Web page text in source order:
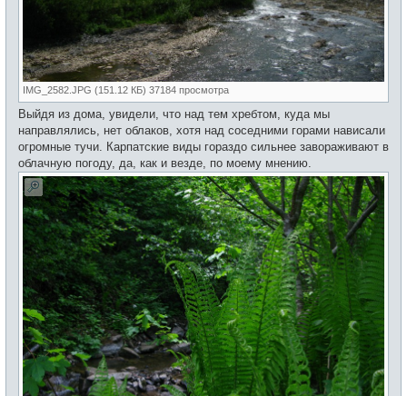
IMG_2582.JPG (151.12 КБ) 37184 просмотра
Выйдя из дома, увидели, что над тем хребтом, куда мы
направлялись, нет облаков, хотя над соседними горами нависали
огромные тучи. Карпатские виды гораздо сильнее завораживают в
облачную погоду, да, как и везде, по моему мнению.